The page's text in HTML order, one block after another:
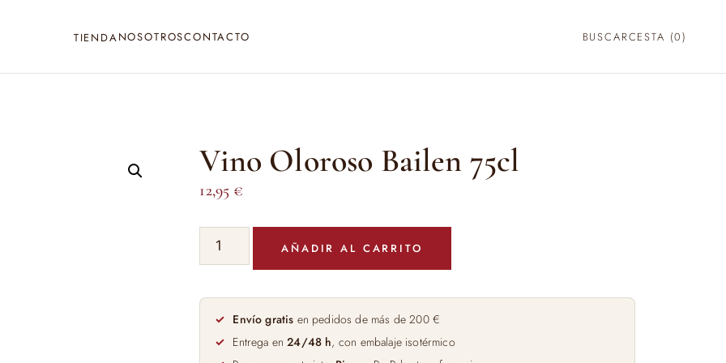
TIENDANOSOTROSCONTACTO BUSCARCESTA (0)
Vino Oloroso Bailen 75cl
12,95 €
Vino
Oloroso
75cl
cantidad
AÑADIR AL CARRITO
Envío gratis en pedidos de más de 200 €
Entrega en24/48 h, con embalaje isotérmico